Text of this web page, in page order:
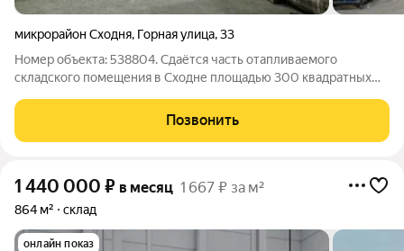
микрорайон Сходня, Горная улица,33
Номер объекта: 538804. Сдаётся часть отапливаемого
складского помещения в Сходне площадью 300 квадратных
потолка от 5 до 6 м, закрытая охраняемая территория, ворота в
ноль.
Позвонить
1 440 000 ₽ в месяц 1 667 ₽ за м²
864 м² склад
онлайн показ